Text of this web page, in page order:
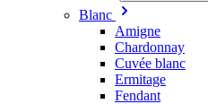
Blanc
Amigne
Chardonnay
Cuvée blanc
Ermitage
Fendant